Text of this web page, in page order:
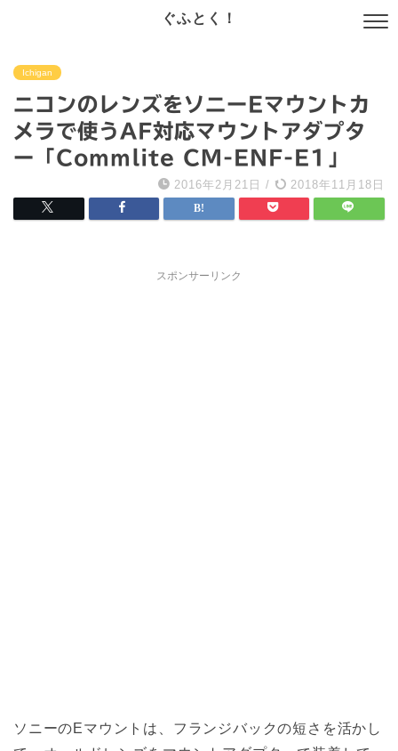
ぐふとく！
Ichigan
ニコンのレンズをソニーEマウントカ
メラで使うAF対応マウントアダプタ
ー「Commlite CM-ENF-E1」
2016年2月21日 / 2018年11月18日
スポンサーリンク
ソニーのEマウントは、フランジバックの短さを活かし